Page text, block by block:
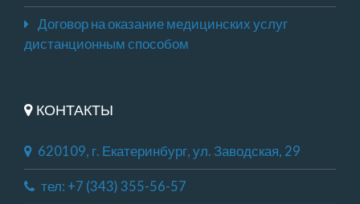
Договор на оказание медицинских услуг
дистанционным способом
КОНТАКТЫ
620109, г. Екатеринбург, ул. Заводская, 29
тел: +7 (343) 355-56-57